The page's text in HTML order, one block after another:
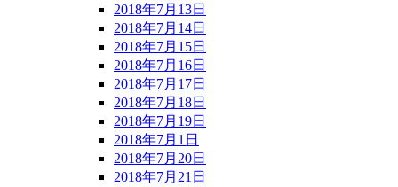
2018年7月13日
2018年7月14日
2018年7月15日
2018年7月16日
2018年7月17日
2018年7月18日
2018年7月19日
2018年7月1日
2018年7月20日
2018年7月21日